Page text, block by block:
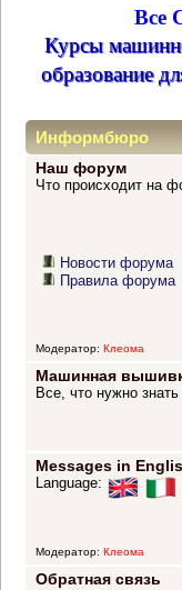
Все
Курсы
образование
Информбюро
Наш форум
Что происходит на
Новости форума
Правила форума
Модератор: Клеома
Машинная
Все, что нужно
Messages in
Language:
Модератор: Клеома
Обратная связь